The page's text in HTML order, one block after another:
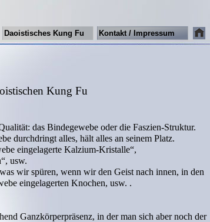
Kung Fu
das Bindegewebe oder die Faszien-Struktur.
durchdringt alles, hält alles an seinem Platz.
eingelagerte Kalzium-Kristalle“,
usw.
wir spüren, wenn wir den Geist nach innen, in den
eingelagerten Knochen, usw. .
Ganzkörperpräsenz, in der man sich aber noch der
Kontakt / Impressum
Daoistisches Kung Fu